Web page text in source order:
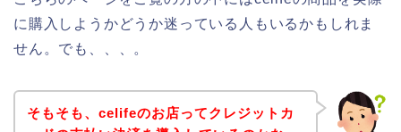
に購入しようかどうか迷っている人もいるかもしれま
せん。でも、、、。
そもそも、celifeのお店ってクレジットカ